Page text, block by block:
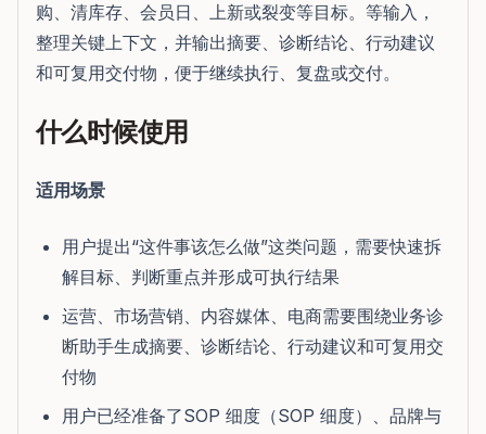
购、清库存、会员日、上新或裂变等目标。等输入，
整理关键上下文，并输出摘要、诊断结论、行动建议
和可复用交付物，便于继续执行、复盘或交付。
什么时候使用
适用场景
用户提出“这件事该怎么做”这类问题，需要快速拆
解目标、判断重点并形成可执行结果
运营、市场营销、内容媒体、电商需要围绕业务诊
断助手生成摘要、诊断结论、行动建议和可复用交
付物
用户已经准备了SOP 细度（SOP 细度）、品牌与